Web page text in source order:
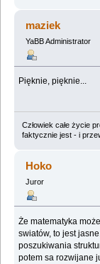
maziek
YaBB Administrator
Pięknie, pięknie...
Człowiek całe życie
faktycznie jest - i
Hoko
Juror
Że matematyka
swiatów, to jest
poszukiwania
potem sa rozwijane